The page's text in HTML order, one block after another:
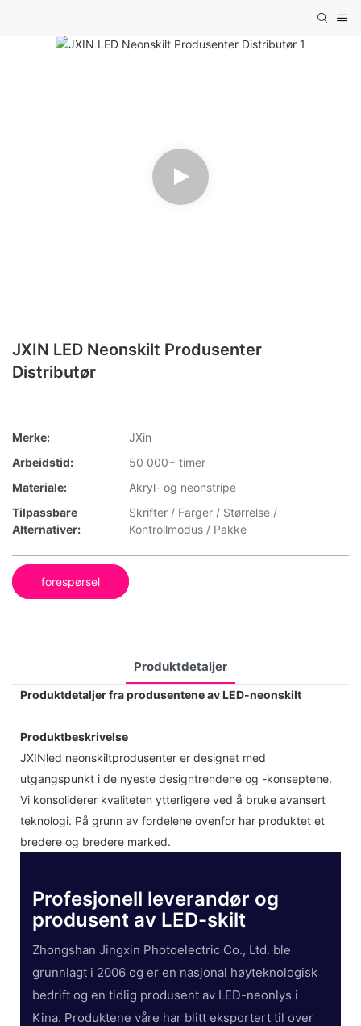
JXIN LED Neonskilt Produsenter
Distributør
Merke:
JXin
Arbeidstid:
50 000+ timer
Materiale:
Akryl- og neonstripe
Tilpassbare
Alternativer:
Skrifter / Farger / Størrelse /
Kontrollmodus / Pakke
forespørsel
Produktdetaljer
Produktdetaljer fra produsentene av LED-neonskilt
Produktbeskrivelse
JXINled neonskiltprodusenter er designet med
utgangspunkt i de nyeste designtrendene og -konseptene.
Vi konsoliderer kvaliteten ytterligere ved å bruke avansert
teknologi. På grunn av fordelene ovenfor har produktet et
bredere og bredere marked.
Profesjonell leverandør og
produsent av LED-skilt
Zhongshan Jingxin Photoelectric Co., Ltd. ble
grunnlagt i 2006 og er en nasjonal høyteknologisk
bedrift og en tidlig produsent av LED-neonlys i
Kina. Produktene våre har blitt eksportert til over